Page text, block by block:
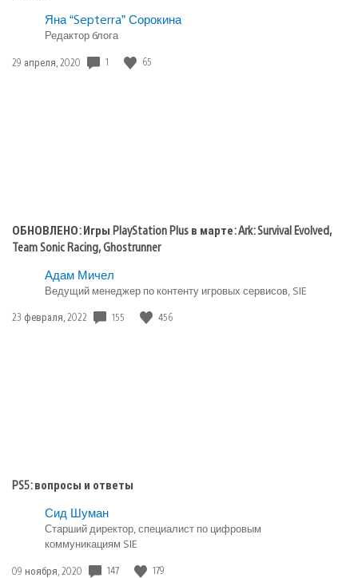
Яна “Septerra” Сорокина
Редактор блога
Дата
29 апреля, 2020 1 65
ОБНОВЛЕНО: Игры PlayStation Plus в марте: Ark: Survival Evolved,
Team Sonic Racing, Ghostrunner
Адам Мичел
Ведущий менеджер по контенту игровых сервисов, SIE
Дата
23 февраля, 2022 155 456
PS5: вопросы и ответы
Сид Шуман
Старший директор, специалист по цифровым
коммуникациям SIE
Дата
09 ноября, 2020 147 179